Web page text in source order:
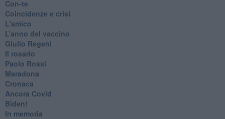
​Con-te
Coincidenze e crisi
L'amico
​L’anno del vaccino
Giulio Regeni
​Il rosario
Paolo Rossi
Maradona
Cronaca
​Ancora Covid
​Biden!
In memoria